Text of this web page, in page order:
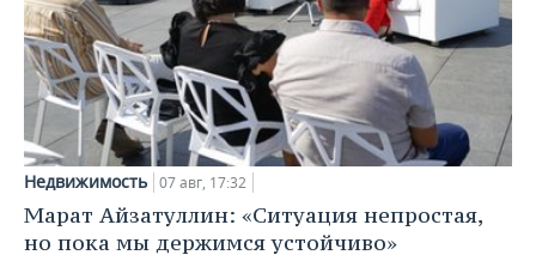
Недвижимость 07 авг, 17:32
Марат Айзатуллин: «Ситуация непростая,
но пока мы держимся устойчиво»